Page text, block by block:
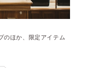
のほか、限定アイテム